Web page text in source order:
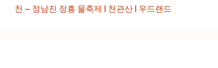
천 – 정남진 장흥 물축제 | 천관산 | 우드랜드